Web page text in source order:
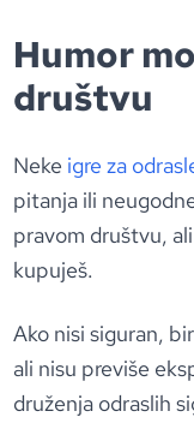
Humor
društvu
Neke igre za
pitanja ili
pravom društvu,
kupuješ.
Ako nisi siguran,
ali nisu previše
druženja odraslih